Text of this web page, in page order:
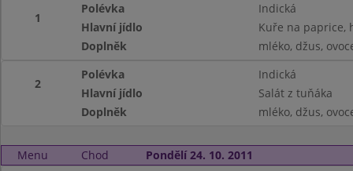
1
Polévka
Indická
Hlavní jídlo
Kuře na paprice,
Doplněk
mléko, džus,
2
Polévka
Indická
Hlavní jídlo
Salát z tuňáka
Doplněk
mléko, džus,
Menu Chod Pondělí 24. 10. 2011